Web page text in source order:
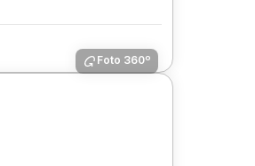
Foto 360º